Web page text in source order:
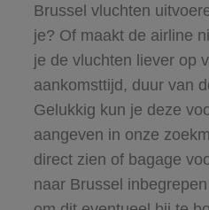
Brussel vluchten
je? Of maakt de airline
je de vluchten liever op
aankomsttijd, duur van
Gelukkig kun je deze
aangeven in onze
direct zien of bagage
naar Brussel